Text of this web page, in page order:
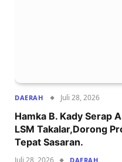
DAERAH Juli 28, 2026
Hamka B. Kady Serap
LSM Takalar,Dorong
Tepat Sasaran.
Juli 28, 2026 DAERAH